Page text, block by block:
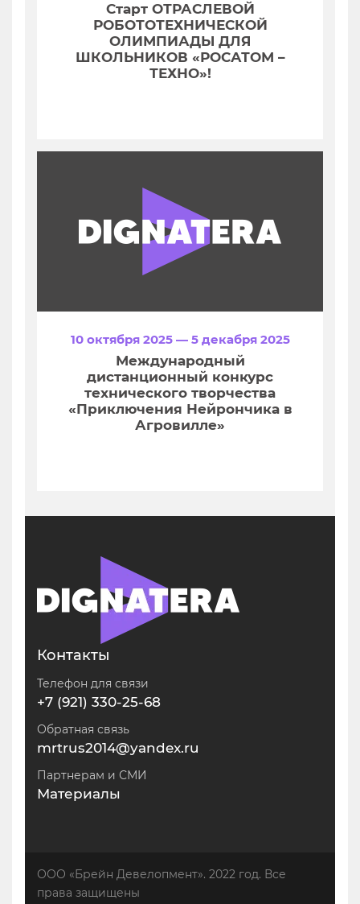
Старт ОТРАСЛЕВОЙ
РОБОТОТЕХНИЧЕСКОЙ
ОЛИМПИАДЫ ДЛЯ
ШКОЛЬНИКОВ «РОСАТОМ –
ТЕХНО»!
10 октября 2025 — 5 декабря 2025
Международный
дистанционный конкурс
технического творчества
«Приключения Нейрончика в
Агровилле»
Контакты
Телефон для связи
+7 (921) 330-25-68
Обратная связь
mrtrus2014@yandex.ru
Партнерам и СМИ
Материалы
ООО «Брейн Девелопмент». 2022 год. Все
права защищены